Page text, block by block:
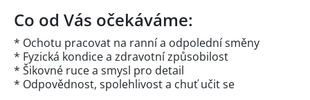
Co od Vás očekáváme:
* Ochotu pracovat na ranní a odpolední směny
* Fyzická kondice a zdravotní způsobilost
* Šikovné ruce a smysl pro detail
* Odpovědnost, spolehlivost a chuť učit se